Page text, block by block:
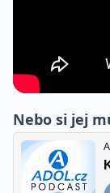
Nebo si jej